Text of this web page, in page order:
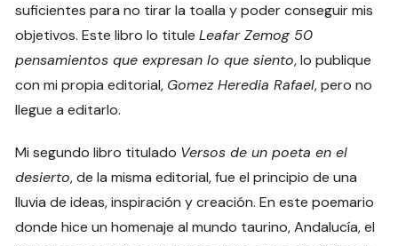
suficientes para no tirar la toalla y poder conseguir mis
objetivos. Este libro lo tituleLeafar Zemog 50
pensamientos que expresan lo que siento, lo publique
con mi propia editorial, Gomez Heredia Rafael, pero no
llegue a editarlo.
Mi segundo libro titulado Versos de un poeta en el
desierto, de la misma editorial, fue el principio de una
lluvia de ideas, inspiración y creación. En este poemario
donde hice un homenaje al mundo taurino, Andalucía, el